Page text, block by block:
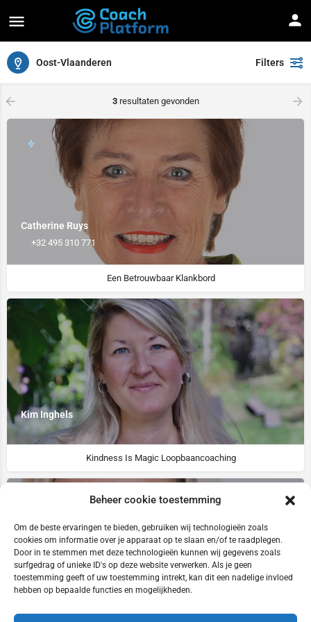
Beheer cookie toestemming
Om de beste ervaringen te bieden, gebruiken wij technologieën zoals
cookies om informatie over je apparaat op te slaan en/of te raadplegen.
Door in te stemmen met deze technologieën kunnen wij gegevens zoals
surfgedrag of unieke ID's op deze website verwerken. Als je geen
toestemming geeft of uw toestemming intrekt, kan dit een nadelige invloed
hebben op bepaalde functies en mogelijkheden.
Oost-Vlaanderen Filters
arrow_backward 3resultaten gevonden arrow_forward
Catherine Ruys
+32 495 310 771
Een Betrouwbaar Klankbord
Kim Inghels
Kindness Is Magic Loopbaancoaching
Nathalie Van Audenhove